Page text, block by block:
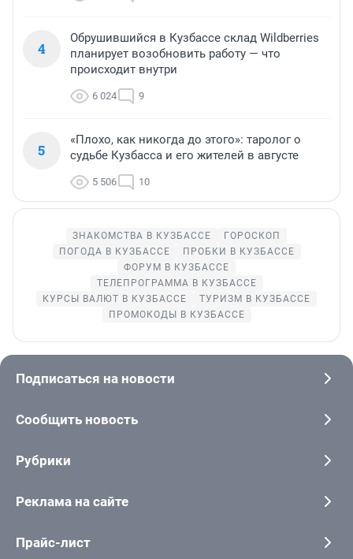
4
Обрушившийся в Кузбассе склад Wildberries
планирует возобновить работу — что
происходит внутри
6 024 9
5
«Плохо, как никогда до этого»: таролог о
судьбе Кузбасса и его жителей в августе
5 506 10
ЗНАКОМСТВА В КУЗБАССЕ
ГОРОСКОП
ПОГОДА В КУЗБАССЕ
ПРОБКИ В КУЗБАССЕ
ФОРУМ В КУЗБАССЕ
ТЕЛЕПРОГРАММА В КУЗБАССЕ
КУРСЫ ВАЛЮТ В КУЗБАССЕ
ТУРИЗМ В КУЗБАССЕ
ПРОМОКОДЫ В КУЗБАССЕ
Подписаться на новости
Сообщить новость
Рубрики
Реклама на сайте
Прайс-лист